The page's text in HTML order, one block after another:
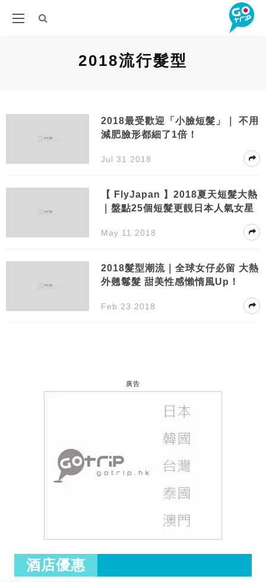
2018流行髮型
2018最受歡迎「小臉短髮」｜ 不用
減肥臉形都細了1倍！
Jul 31 2018
【 FlyJapan 】2018夏天短髮大熱
｜盤點25個短髮更靚日本人氣女星
May 11 2018
2018髮型潮流｜全球女仔必留 大熱
外翹鬈髮 甜美性感懶惰風Up！
Feb 23 2018
廣告
酒店優惠